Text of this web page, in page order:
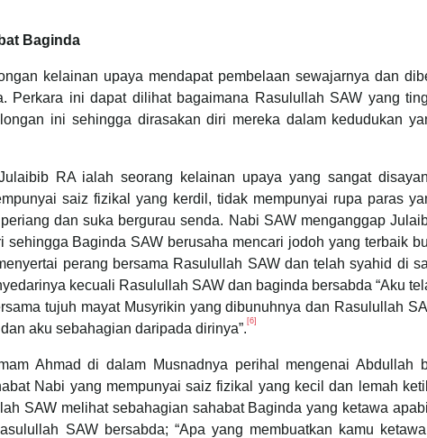
Baginda
kelainan upaya mendapat pembelaan sewajarnya dan
Perkara ini dapat dilihat bagaimana Rasulullah SAW yang
ini sehingga dirasakan diri mereka dalam kedudukan
RA ialah seorang kelainan upaya yang sangat
saiz fizikal yang kerdil, tidak mempunyai rupa paras
dan suka bergurau senda. Nabi SAW menganggap
Baginda SAW berusaha mencari jodoh yang terbaik
perang bersama Rasulullah SAW dan telah syahid di
kecuali Rasulullah SAW dan baginda bersabda “Aku
tujuh mayat Musyrikin yang dibunuhnya dan Rasulullah
aku sebahagian daripada dirinya”. [6]
Ahmad di dalam Musnadnya perihal mengenai Abdullah
Nabi yang mempunyai saiz fizikal yang kecil dan lemah
SAW melihat sebahagian sahabat Baginda yang ketawa
SAW bersabda; “Apa yang membuatkan kamu